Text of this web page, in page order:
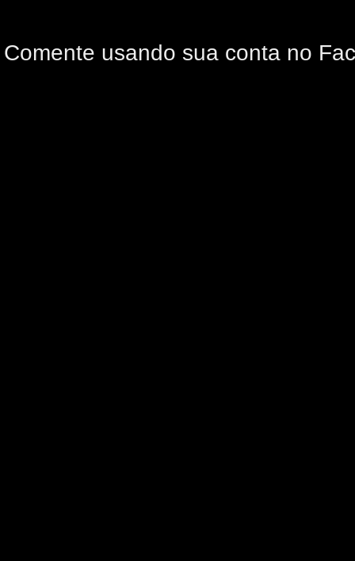
Comente usando sua conta no